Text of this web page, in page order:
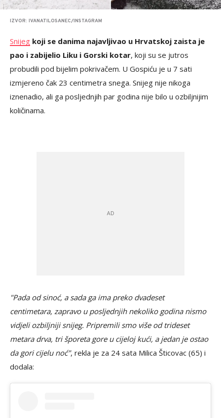
IZVOR: IVANATILOSANEC/INSTAGRAM
Snijeg koji se danima najavljivao u Hrvatskoj zaista je
pao i zabijelio Liku i Gorski kotar, koji su se jutros
probudili pod bijelim pokrivačem. U Gospiću je u 7 sati
izmjereno čak 23 centimetra snega. Snijeg nije nikoga
iznenadio, ali ga posljednjih par godina nije bilo u ozbiljnijim
količinama.
"Pada od sinoć, a sada ga ima preko dvadeset
centimetara, zapravo u posljednjih nekoliko godina nismo
vidjeli ozbiljniji snijeg. Pripremili smo više od trideset
metara drva, tri šporeta gore u cijeloj kući, a jedan je ostao
da gori cijelu noć", rekla je za 24 sata Milica Šticovac (65) i
dodala: